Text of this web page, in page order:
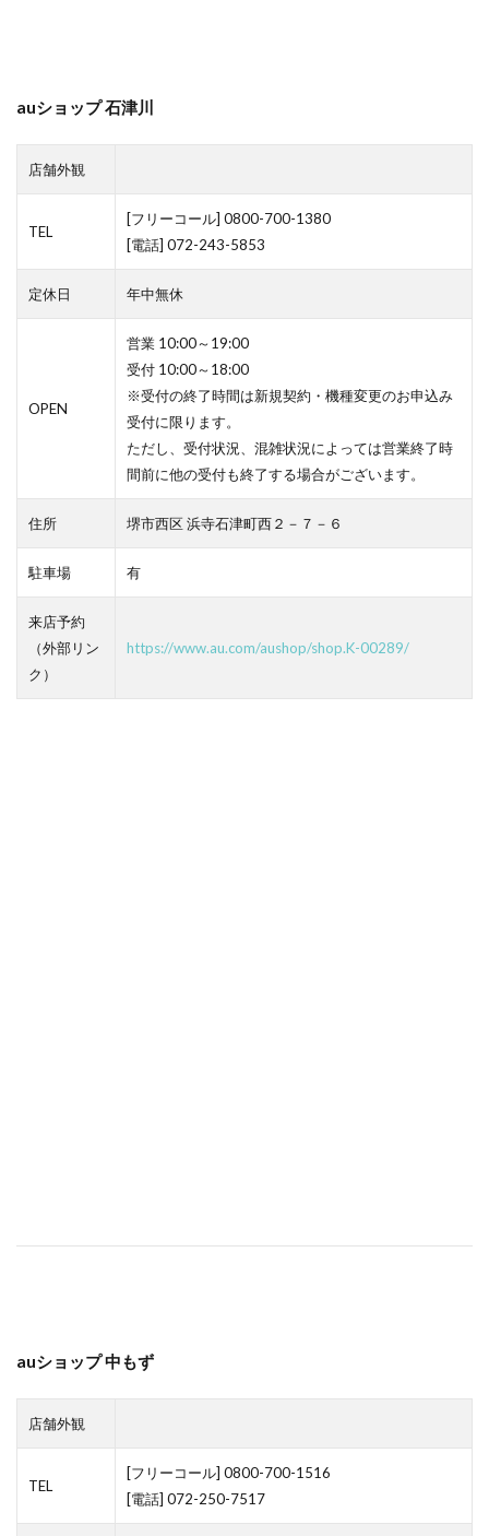
auショップ 石津川
店舗外観
TEL
[フリーコール] 0800-700-1380
[電話] 072-243-5853
定休日 年中無休
OPEN
営業 10:00～19:00
受付 10:00～18:00
※受付の終了時間は新規契約・機種変更のお申込み
受付に限ります。
ただし、受付状況、混雑状況によっては営業終了時
間前に他の受付も終了する場合がございます。
住所 堺市西区 浜寺石津町西２－７－６
駐車場 有
来店予約
（外部リン
ク）
https://www.au.com/aushop/shop.K-00289/
auショップ 中もず
店舗外観
TEL
[フリーコール] 0800-700-1516
[電話] 072-250-7517